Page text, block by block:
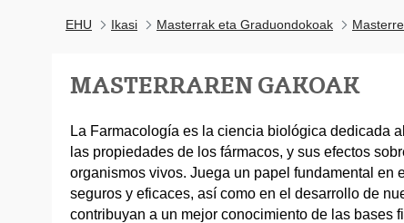
EHU Ikasi Masterrak eta Graduondokoak
MASTERRAREN GAKOAK
La Farmacología es la ciencia biológica dedicada
las propiedades de los fármacos, y sus efectos
organismos vivos. Juega un papel fundamental en
seguros y eficaces, así como en el desarrollo de
contribuyan a un mejor conocimiento de las bases